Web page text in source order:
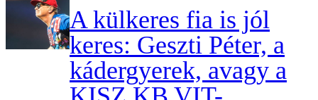
A külkeres fia is jól
keres: Geszti Péter, a
kádergyerek, avagy a